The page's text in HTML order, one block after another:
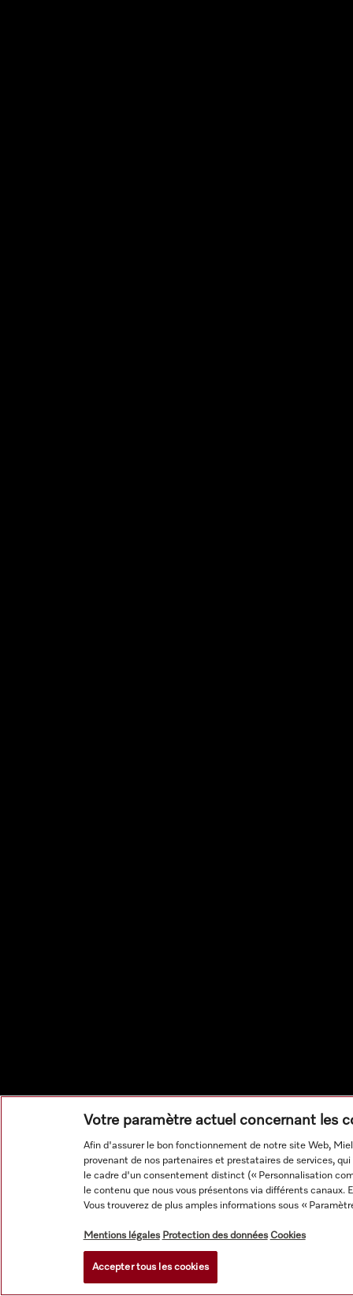
Votre paramètre actuel concernant les
Afin d'assurer le bon fonctionnement de notre site Web,
provenant de nos partenaires et prestataires de services,
le cadre d'un consentement distinct (« Personnalisation
le contenu que nous vous présentons via différents
Vous trouverez de plus amples informations sous «
Mentions légales Protection des données Cookies
Accepter tous les cookies